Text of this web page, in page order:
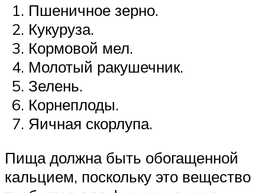
Пшеничное зерно.
Кукуруза.
Кормовой мел.
Молотый ракушечник.
Зелень.
Корнеплоды.
Яичная скорлупа.
Пища должна быть обогащенной
кальцием, поскольку это вещество